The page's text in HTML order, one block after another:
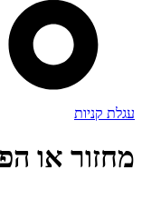
עגלת קניות
מחזור או